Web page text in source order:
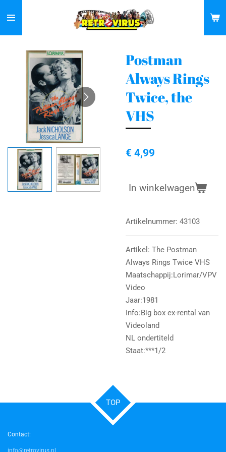
direct
naar
hoofdinhoud
Postman
Always Rings
Twice, the
VHS
€ 4,99
In winkelwagen
Artikelnummer: 43103
Artikel: The Postman
Always Rings Twice VHS
Maatschappij:Lorimar/VPV
Video
Jaar:1981
Info:Big box ex-rental van
Videoland
NL ondertiteld
Staat:***1/2
TOP
Contact:
info@retrovirus.nl